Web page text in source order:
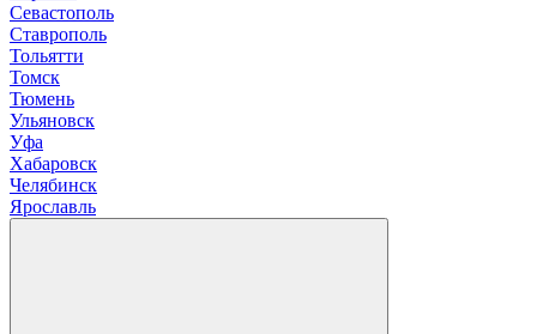
Севастополь
Ставрополь
Тольятти
Томск
Тюмень
Ульяновск
Уфа
Хабаровск
Челябинск
Ярославль